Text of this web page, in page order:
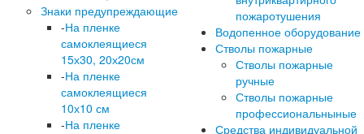
Знаки предупреждающие
-На пленке
самоклеящиеся
15х30, 20х20см
-На пленке
самоклеящиеся
10х10 см
-На пленке
пожаротушения
Водопенное оборудование
Стволы пожарные
Стволы пожарные
ручные
Стволы пожарные
профессиональныные
Средства индивидуальной